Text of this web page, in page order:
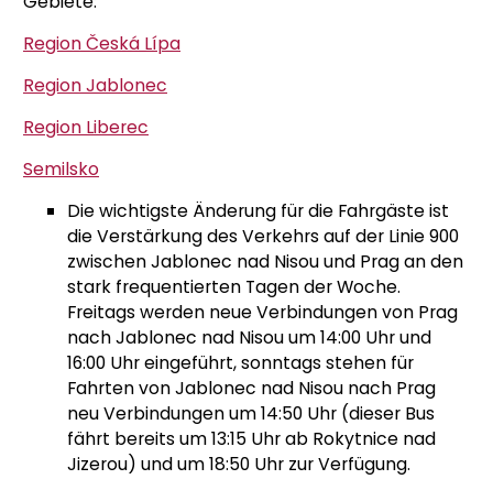
Region Česká Lípa
Region Jablonec
Region Liberec
Semilsko
Die wichtigste Änderung für die Fahrgäste ist
die Verstärkung des Verkehrs auf der Linie 900
zwischen Jablonec nad Nisou und Prag an den
stark frequentierten Tagen der Woche.
Freitags werden neue Verbindungen von Prag
nach Jablonec nad Nisou um 14:00 Uhr und
16:00 Uhr eingeführt, sonntags stehen für
Fahrten von Jablonec nad Nisou nach Prag
neu Verbindungen um 14:50 Uhr (dieser Bus
fährt bereits um 13:15 Uhr ab Rokytnice nad
Jizerou) und um 18:50 Uhr zur Verfügung.